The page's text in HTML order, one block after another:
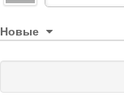
Новые